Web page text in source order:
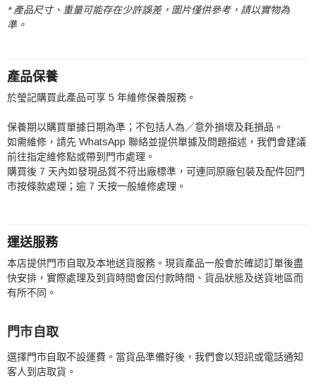
* 產品尺寸、重量可能存在少許誤差，圖片僅供參考，請以實物為
準。
產品保養
於瑩記購買此產品可享 5 年維修保養服務。
保養期以購買單據日期為準；不包括人為／意外損壞及耗損品。
如需維修，請先 WhatsApp 聯絡並提供單據及問題描述，我們會建議
前往指定維修點或帶到門市處理。
購買後 7 天內如發現品質不符出廠標準，可連同原廠包裝及配件回門
市按條款處理；逾 7 天按一般維修處理。
運送服務
本店提供門市自取及本地送貨服務。現貨產品一般會於確認訂單後盡
快安排，實際處理及到貨時間會因付款時間、貨品狀態及送貨地區而
有所不同。
門市自取
選擇門市自取不設運費。當貨品準備好後，我們會以短訊或電話通知
客人到店取貨。